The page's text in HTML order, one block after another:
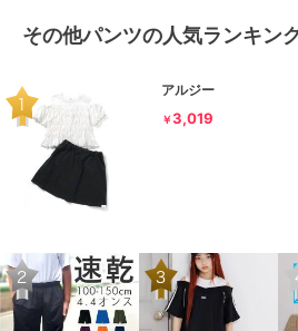
その他パンツの人気ランキン
アルジー
￥3,019